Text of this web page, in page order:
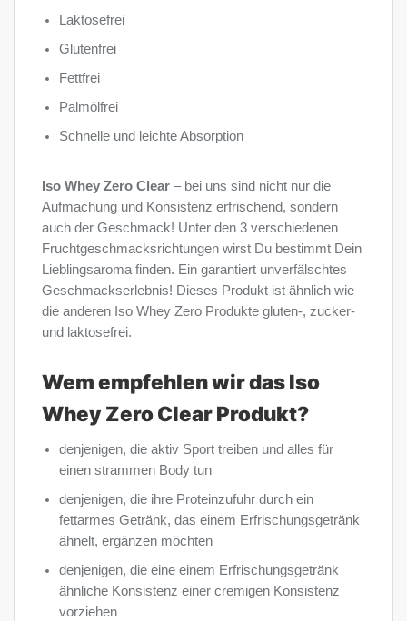
Laktosefrei
Glutenfrei
Fettfrei
Palmölfrei
Schnelle und leichte Absorption
Iso Whey Zero Clear – bei uns sind nicht nur die
Aufmachung und Konsistenz erfrischend, sondern
auch der Geschmack! Unter den 3 verschiedenen
Fruchtgeschmacksrichtungen wirst Du bestimmt Dein
Lieblingsaroma finden. Ein garantiert unverfälschtes
Geschmackserlebnis! Dieses Produkt ist ähnlich wie
die anderen Iso Whey Zero Produkte gluten-, zucker-
und laktosefrei.
Wem empfehlen wir das Iso
Whey Zero Clear Produkt?
denjenigen, die aktiv Sport treiben und alles für
einen strammen Body tun
denjenigen, die ihre Proteinzufuhr durch ein
fettarmes Getränk, das einem Erfrischungsgetränk
ähnelt, ergänzen möchten
denjenigen, die eine einem Erfrischungsgetränk
ähnliche Konsistenz einer cremigen Konsistenz
vorziehen